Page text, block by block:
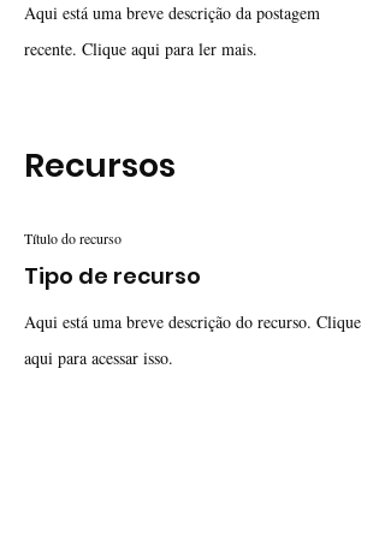
Aqui está uma breve descrição da postagem
recente. Clique aqui para ler mais.
Recursos
Título do recurso
Tipo de recurso
Aqui está uma breve descrição do recurso. Clique
aqui para acessar isso.